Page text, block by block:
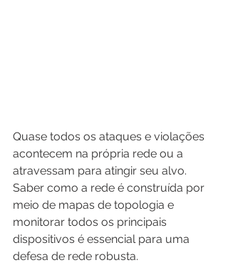
Quase todos os ataques e violações
acontecem na própria rede ou a
atravessam para atingir seu alvo.
Saber como a rede é construída por
meio de mapas de topologia e
monitorar todos os principais
dispositivos é essencial para uma
defesa de rede robusta.